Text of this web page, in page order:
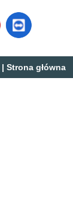
| Strona główna